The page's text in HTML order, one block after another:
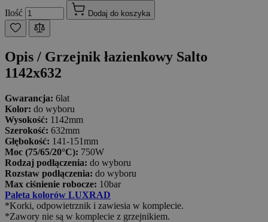
Ilość
Dodaj do koszyka
Opis / Grzejnik łazienkowy Salto
1142x632
Gwarancja: 6lat
Kolor: do wyboru
Wysokość: 1142mm
Szerokość: 632mm
Głębokość: 141-151mm
Moc (75/65/20°C): 750W
Rodzaj podłączenia: do wyboru
Rozstaw podłączenia: do wyboru
Max ciśnienie robocze: 10bar
Paleta kolorów LUXRAD
*Korki, odpowietrznik i zawiesia w komplecie.
*Zawory nie są w komplecie z grzejnikiem.